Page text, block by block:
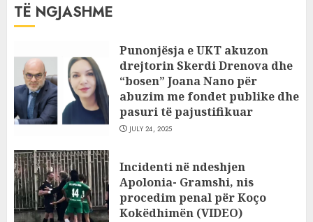
TË NGJASHME
Punonjësja e UKT akuzon
drejtorin Skerdi Drenova dhe
“bosen” Joana Nano për
abuzim me fondet publike dhe
pasuri të pajustifikuar
JULY 24, 2025
Incidenti në ndeshjen
Apolonia- Gramshi, nis
procedim penal për Koço
Kokëdhimën (VIDEO)